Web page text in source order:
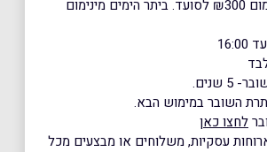
*בימי חמישי מינימום ₪300 לסועד. ביתר הימים מינימום
שנים.
השובר במימוש הבא.
לחצו כאן
עסקיות, משלוחים או מבצעים מכל